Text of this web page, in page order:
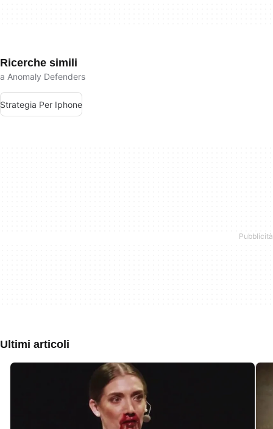
Ricerche simili
a Anomaly Defenders
Strategia Per Iphone
Ultimi articoli